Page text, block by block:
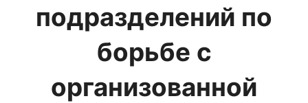
подразделений по
борьбе с
организованной